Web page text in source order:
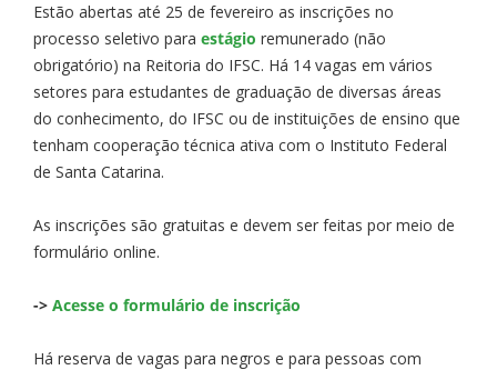
Estão abertas até 25 de fevereiro as inscrições no
processo seletivo para estágio remunerado (não
obrigatório) na Reitoria do IFSC. Há 14 vagas em vários
setores para estudantes de graduação de diversas áreas
do conhecimento, do IFSC ou de instituições de ensino que
tenham cooperação técnica ativa com o Instituto Federal
de Santa Catarina.
​​​​As inscrições são gratuitas e devem ser feitas por meio de
formulário online.
-> Acesse o formulário de inscrição
Há reserva de vagas para negros e para pessoas com